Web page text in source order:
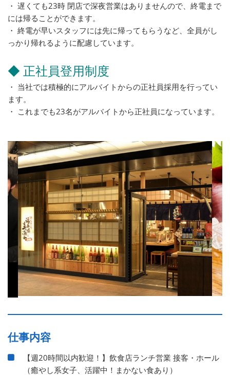
・ 遅くても23時 閉店で深夜営業はありませんので、終電まで
には帰ることができます。
・ 終電が早いスタッフには先に帰ってもらうなど、全員がし
っかり帰れるように配慮しています。
◆ 正社員登用制度
・ 当社では積極的にアルバイトからの正社員採用を行ってい
ます。
・ これまでも23名がアルバイトから正社員になっています。
仕事内容
【週20時間以内歓迎！】飲食店ランチ営業 接客・ホール
（癒やし系女子、活躍中！まかない食あり）